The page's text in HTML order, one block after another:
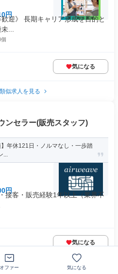
円
迎》 長期キャリア形成を目的と
...
気になる
似求人を見る
ンセラー(販売スタッフ)
】年休121日・ノルマなし・一歩踏
...
円
接客・販売経験1年以上（業界不
気になる
オファー 気になる